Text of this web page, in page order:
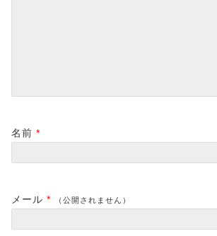
名前 *
メール * （公開されません）